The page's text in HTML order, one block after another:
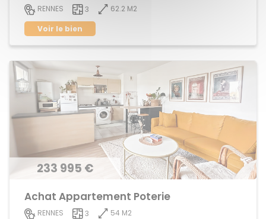
RENNES 3
62.2 M2
Voir le bien
233 995 €
Achat Appartement Poterie
RENNES 3
54 M2